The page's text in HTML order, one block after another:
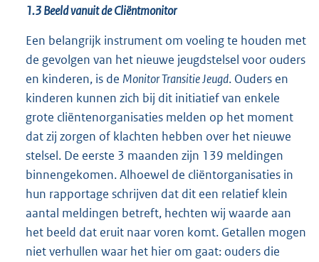
1.3 Beeld vanuit de Cliëntmonitor
Een belangrijk instrument om voeling te houden met
de gevolgen van het nieuwe jeugdstelsel voor ouders
en kinderen, is de Monitor Transitie Jeugd. Ouders en
kinderen kunnen zich bij dit initiatief van enkele
grote cliëntenorganisaties melden op het moment
dat zij zorgen of klachten hebben over het nieuwe
stelsel. De eerste 3 maanden zijn 139 meldingen
binnengekomen. Alhoewel de cliëntorganisaties in
hun rapportage schrijven dat dit een relatief klein
aantal meldingen betreft, hechten wij waarde aan
het beeld dat eruit naar voren komt. Getallen mogen
niet verhullen waar het hier om gaat: ouders die